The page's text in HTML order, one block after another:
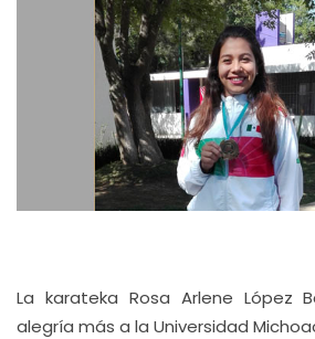
La karateka Rosa Arlene López
alegría más a la Universidad